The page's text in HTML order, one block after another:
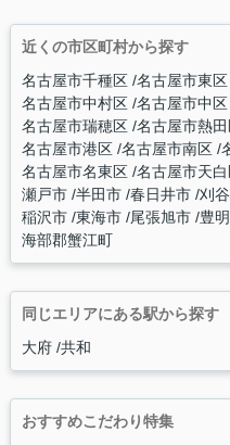
近くの市区町村から探す
名古屋市千種区 名古屋市東区
名古屋市中村区 名古屋市中区
名古屋市瑞穂区 名古屋市熱
名古屋市港区 名古屋市南区
名古屋市名東区 名古屋市天
瀬戸市 半田市 春日井市 刈
稲沢市 東海市 尾張旭市 豊
海部郡蟹江町
同じエリアにある駅から探す
大府 共和
おすすめこだわり特集